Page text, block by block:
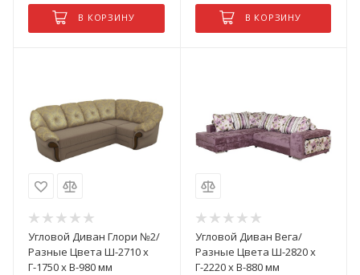
В КОРЗИНУ В КОРЗИНУ
Угловой Диван Глори №2/
Разные Цвета Ш-2710 х
Г-1750 х В-980 мм
Угловой Диван Вега/
Разные Цвета Ш-2820 х
Г-2220 х В-880 мм